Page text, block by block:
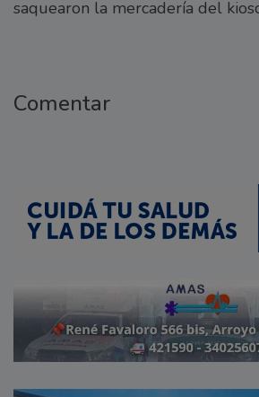
saquearon la mercadería del
Comentar